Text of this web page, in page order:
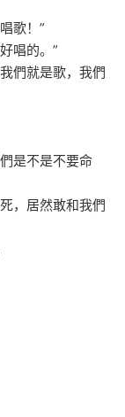
歌！”
唱的。”
們就是歌，我們
是不是不要命
，居然敢和我們